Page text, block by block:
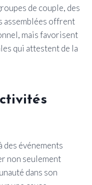
de couple, des
assemblées offrent
mais favorisent
qui attestent de la
des événements
non seulement
dans son